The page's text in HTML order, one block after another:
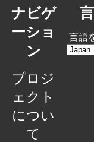
ナビゲ
ーショ
ン
プロジ
ェクト
につい
て
言語